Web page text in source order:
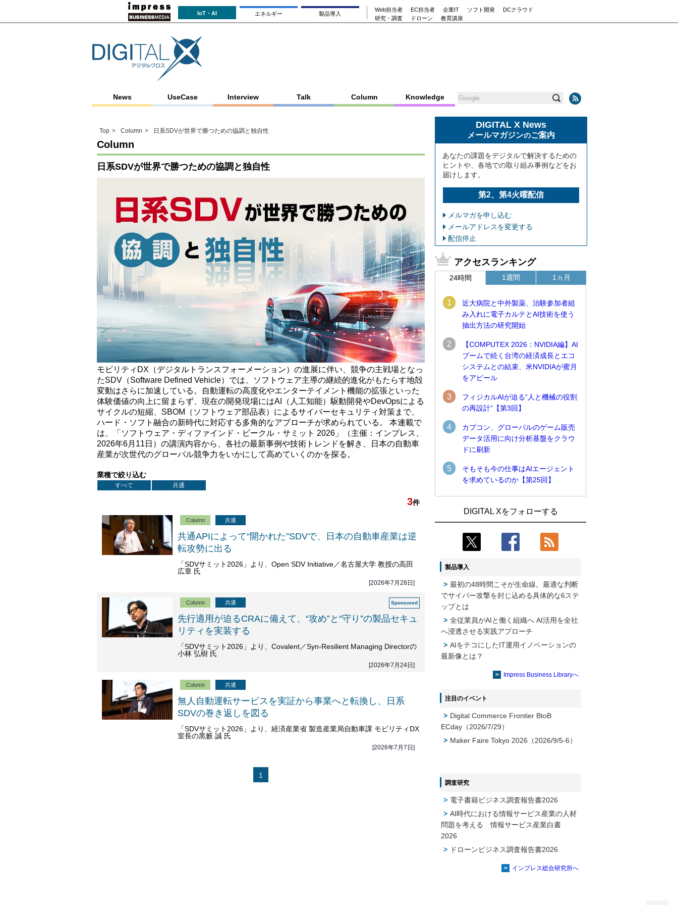
IoT・AI エネルギー 製品導入
Web担当者 EC担当者 企業IT ソフト開発
DCクラウド
研究・調査
ドローン 教育講座
News UseCase Interview Talk Column Knowledge
Top Column 日系SDVが世界で勝つための協調と独自性
Column
日系SDVが世界で勝つための協調と独自性
モビリティDX（デジタルトランスフォーメーション）の進展に伴い、競争の主戦場となっ
たSDV（Software Defined Vehicle）では、ソフトウェア主導の継続的進化がもたらす地殻
変動はさらに加速している。自動運転の高度化やエンターテイメント機能の拡張といった
体験価値の向上に留まらず、現在の開発現場にはAI（人工知能）駆動開発やDevOpsによる
サイクルの短縮、SBOM（ソフトウェア部品表）によるサイバーセキュリティ対策まで、
ハード・ソフト融合の新時代に対応する多角的なアプローチが求められている。 本連載で
は、「ソフトウェア・ディファインド・ビークル・サミット 2026」（主催：インプレス、
2026年6月11日）の講演内容から、各社の最新事例や技術トレンドを解き、日本の自動車
産業が次世代のグローバル競争力をいかにして高めていくのかを探る。
業種で絞り込む
すべて 共通
3件
Column 共通
共通APIによって“開かれた”SDVで、日本の自動車産業は逆
転攻勢に出る
「SDVサミット2026」より、Open SDV Initiative／名古屋大学 教授の高田
広章 氏
[2026年7月28日]
Column 共通
先行適用が迫るCRAに備えて、“攻め”と“守り”の製品セキュ
リティを実装する
「SDVサミット2026」より、Covalent／Syn-Resilient Managing Directorの
小林 弘樹 氏
[2026年7月24日]
Column 共通
無人自動運転サービスを実証から事業へと転換し、日系
SDVの巻き返しを図る
「SDVサミット2026」より、経済産業省 製造産業局自動車課 モビリティDX
室長の黒籔 誠 氏
[2026年7月7日]
1
DIGITAL X News
メールマガジンのご案内
あなたの課題をデジタルで解決するための
ヒントや、各地での取り組み事例などをお
届けします。
第2、第4火曜配信
メルマガを申し込む
メールアドレスを変更する
配信停止
アクセスランキング
24時間
1
近大病院と中外製薬、治験参加者組
み入れに電子カルテとAI技術を使う
抽出方法の研究開始
2
【COMPUTEX 2026：NVIDIA編】AI
ブームで続く台湾の経済成長とエコ
システムとの結束、米NVIDIAが蜜月
をアピール
3
フィジカルAIが迫る“人と機械の役割
の再設計”【第3回】
4
カプコン、グローバルのゲーム販売
データ活用に向け分析基盤をクラウ
ドに刷新
5
そもそも今の仕事はAIエージェント
を求めているのか【第25回】
1週間
れに電子カルテとAI技術を使う抽出方法
の研究開始
Umios、消費者起点の販売計画策定に向
3
社製造で鍵を握る台湾サプライチェー
ン、英Armが連携を強調
コスモ石油、製油所の設備点検への四足
歩行ロボット利用を検証
フィジカルAIが迫る“人と機械の役割の再
設計”【第3回】
1ヵ月
仮想化技術を使う統合基盤を本格稼働
鹿島建設、鋼管柱へのコンクリート充填
時の異常を検出するAIを遠隔監視システ
3
れに電子カルテとAI技術を使う抽出方法
の研究開始
そもそも今の仕事はAIエージェントを求
めているのか【第25回】
製造業の現場の暗黙知を組織横断で活用
するためのナレッジ管理基盤、LIGHTzが
DIGITAL Xをフォローする
製品導入
最初の48時間こそが生命線。最適な判断
でサイバー攻撃を封じ込める具体的な6ステ
ップとは
全従業員がAIと働く組織へ AI活用を全社
へ浸透させる実践アプローチ
AIをテコにしたIT運用イノベーションの
最新像とは？
Impress Business Libraryへ
注目のイベント
Digital Commerce Frontier BtoB
ECday（2026/7/29）
Maker Faire Tokyo 2026（2026/9/5-6）
調査研究
電子書籍ビジネス調査報告書2026
AI時代における情報サービス産業の⼈材
問題を考える 情報サービス産業⽩書
2026
ドローンビジネス調査報告書2026
インプレス総合研究所へ